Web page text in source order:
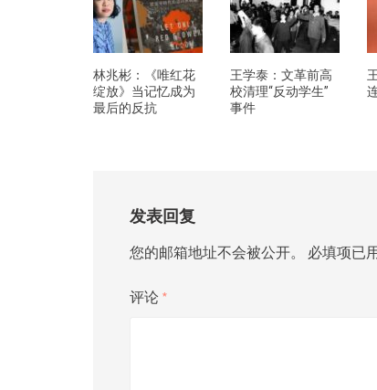
林兆彬：《唯红花
绽放》当记忆成为
最后的反抗
王学泰：文革前高
校清理“反动学生”
事件
发表回复
您的邮箱地址不会被公开。 必填项已
评论 *